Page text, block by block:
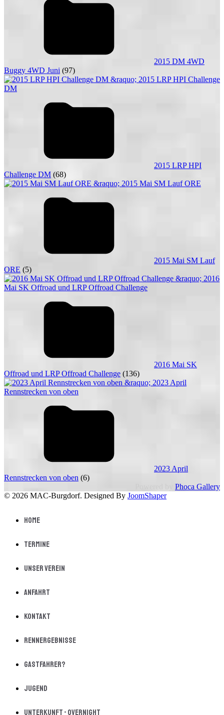
2015 DM 4WD
Buggy 4WD Juni (97)
2015 LRP HPI
Challenge DM (68)
2015 Mai SM Lauf
ORE (5)
2016 Mai SK
Offroad und LRP Offroad Challenge (136)
2023 April
Rennstrecken von oben (6)
Phoca Gallery
© 2026 MAC-Burgdorf. Designed By JoomShaper
Home
Termine
Unser Verein
Anfahrt
Kontakt
Rennergebnisse
Gastfahrer?
Jugend
Unterkunft - Overnight